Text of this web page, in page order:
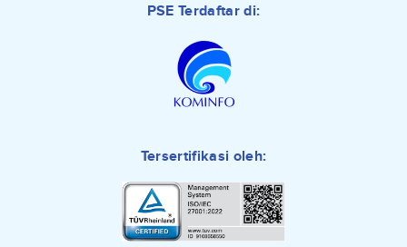
PSE Terdaftar di:
Tersertifikasi oleh: